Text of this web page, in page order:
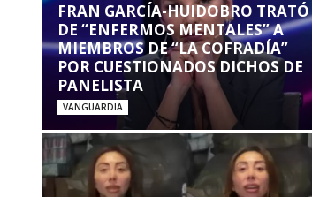
FRAN GARCÍA-HUIDOBRO TRATÓ
DE “ENFERMOS MENTALES” A
MIEMBROS DE “LA COFRADÍA”
POR CUESTIONADOS DICHOS DE
PANELISTA
VANGUARDIA